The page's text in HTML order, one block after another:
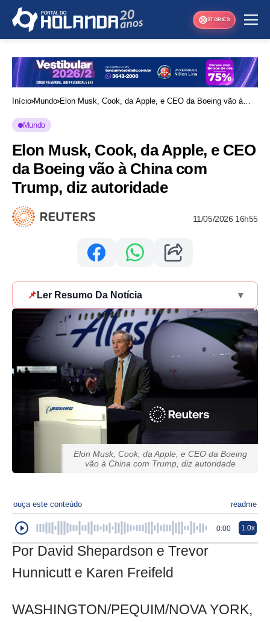
STORIES
Início Mundo Elon Musk, Cook, da Apple, e CEO da Boeing vão à
Mundo
Elon Musk, Cook, da Apple, e CEO
da Boeing vão à China com
Trump, diz autoridade
11/05/2026 16h55
📌 Ler Resumo Da Notícia ▾
Elon Musk, Cook, da Apple, e CEO da Boeing
vão à China com Trump, diz autoridade
ouça este conteúdo readme
0:00 1.0x
Por David Shepardson e Trevor
Hunnicutt e Karen Freifeld
WASHINGTON/PEQUIM/NOVA YORK,